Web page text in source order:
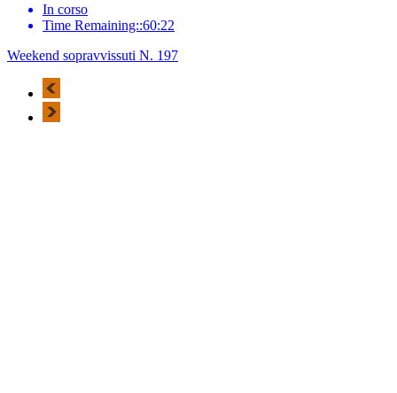
In corso
Time Remaining::60:22
Weekend sopravvissuti N. 197